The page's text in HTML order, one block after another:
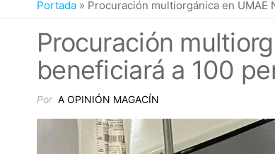
Portada » Procuración multiorgánica en UMAE
Procuración
beneficiará a 100
Por A OPINIÓN MAGACÍN